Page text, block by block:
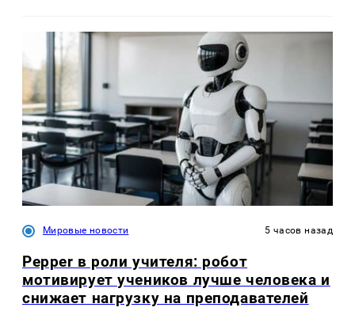
Мировые новости 5 часов назад
Pepper в роли учителя: робот
мотивирует учеников лучше человека и
снижает нагрузку на преподавателей